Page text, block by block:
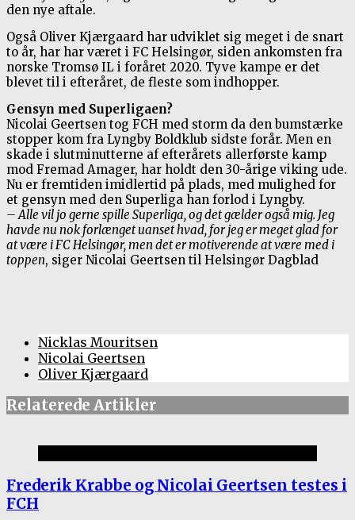
den nye aftale.
Også Oliver Kjærgaard har udviklet sig meget i de snart
to år, har har været i FC Helsingør, siden ankomsten fra
norske Tromsø IL i foråret 2020. Tyve kampe er det
blevet til i efteråret, de fleste som indhopper.
Gensyn med Superligaen?
Nicolai Geertsen tog FCH med storm da den bumstærke
stopper kom fra Lyngby Boldklub sidste forår. Men en
skade i slutminutterne af efterårets allerførste kamp
mod Fremad Amager, har holdt den 30-årige viking ude.
Nu er fremtiden imidlertid på plads, med mulighed for
et gensyn med den Superliga han forlod i Lyngby.
– Alle vil jo gerne spille Superliga, og det gælder også mig. Jeg
havde nu nok forlænget uanset hvad, for jeg er meget glad for
at være i FC Helsingør, men det er motiverende at være med i
toppen, siger Nicolai Geertsen til Helsingør Dagblad
Nicklas Mouritsen
Nicolai Geertsen
Oliver Kjærgaard
Relaterede Artikler
Frederik Krabbe og Nicolai Geertsen testes i
FCH